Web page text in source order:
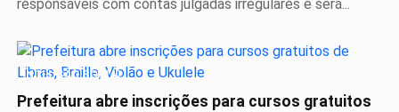
responsáveis com contas julgadas irregulares e será...
INCLUSÃO SOCIAL
Prefeitura abre inscrições para cursos gratuitos